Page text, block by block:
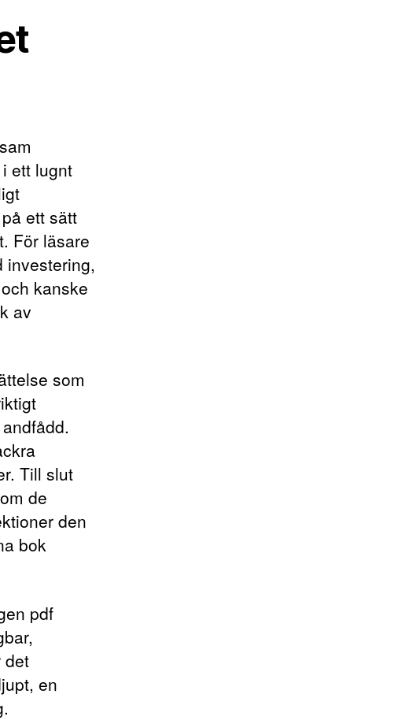
ett lugnt
ett sätt
För läsare
investering,
kanske
av
som
Till slut
de
den
bok
pdf
det
en